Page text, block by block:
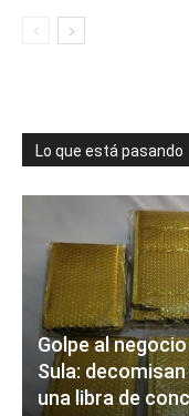
Lo que está pasando
Golpe al
Sula:
una libra de